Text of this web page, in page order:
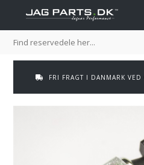
FRI FRAGT I DANMARK